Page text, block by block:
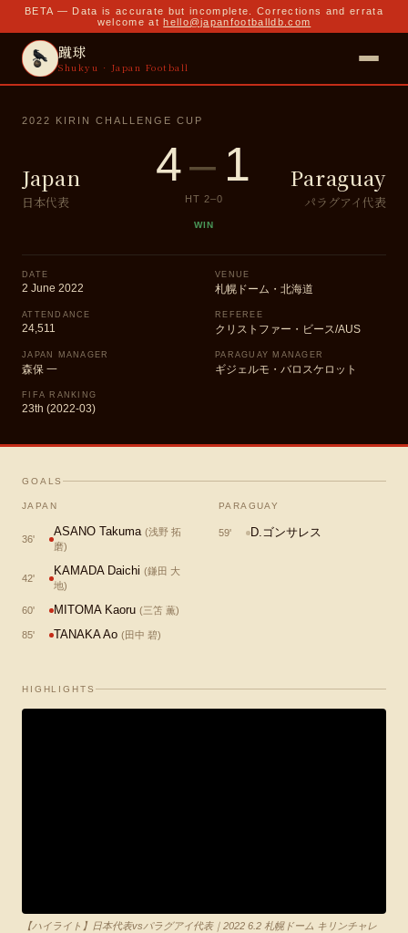
BETA — Data is accurate but incomplete. Corrections and errata
welcome at hello@japanfootballdb.com
蹴球
Shukyu · Japan Football
2022 KIRIN CHALLENGE CUP
Japan
日本代表
4– 1
HT 2–0
WIN
Paraguay
パラグアイ代表
DATE
2 June 2022
VENUE
札幌ドーム・北海道
ATTENDANCE
24,511
REFEREE
クリストファー・ビース/AUS
JAPAN MANAGER
森保 一
PARAGUAY MANAGER
ギジェルモ・バロスケロット
FIFA RANKING
23th (2022-03)
GOALS
JAPAN
36'
ASANO Takuma (浅野 拓
磨)
42'
KAMADA Daichi (鎌田 大
地)
60' MITOMA Kaoru (三笘 薫)
85' TANAKA Ao (田中 碧)
PARAGUAY
59' D.ゴンサレス
HIGHLIGHTS
【ハイライト】日本代表vsパラグアイ代表｜2022 6.2 札幌ドーム キリンチャレ